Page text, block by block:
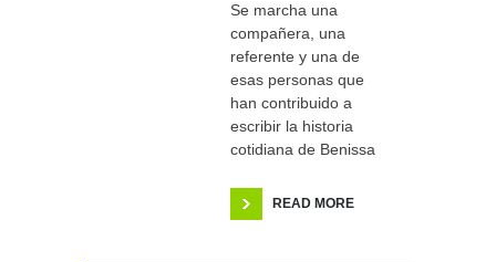
Se marcha una
compañera, una
referente y una de
esas personas que
han contribuido a
escribir la historia
cotidiana de Benissa
READ MORE